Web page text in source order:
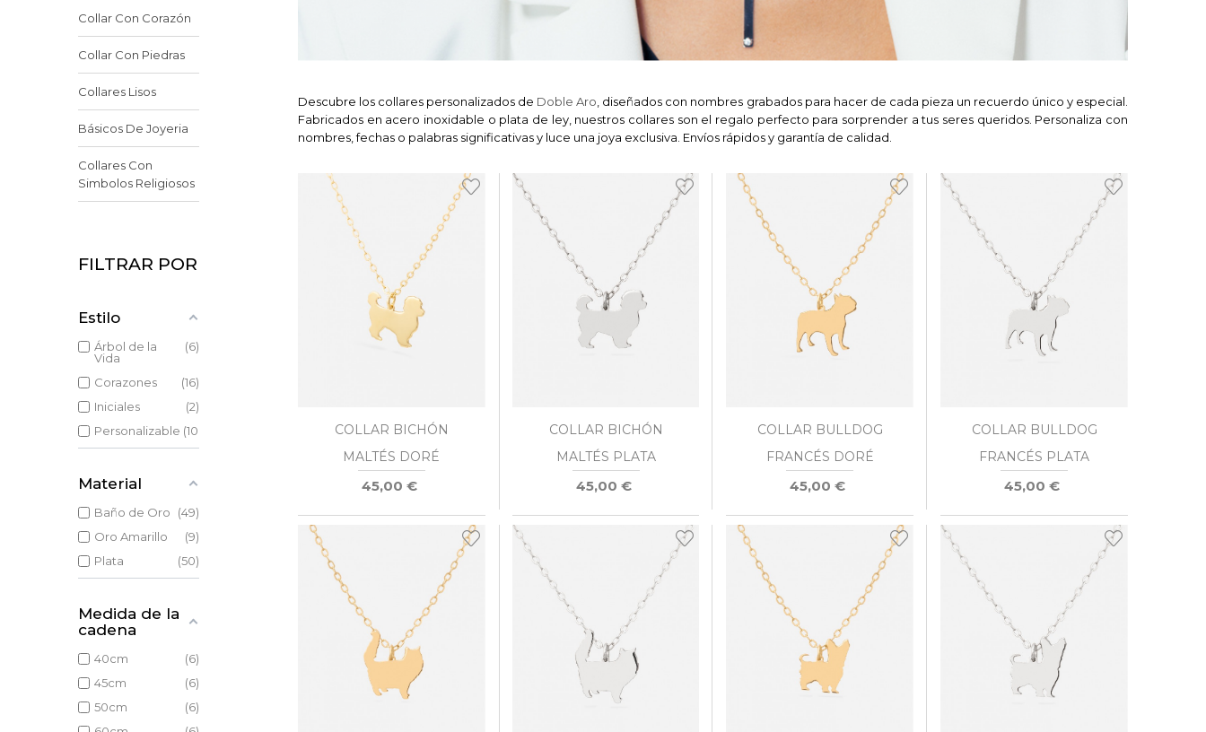
Collar Con Corazón
Collar Con Piedras
Collares Lisos
Básicos De Joyeria
Collares Con
Simbolos Religiosos
FILTRAR POR
Estilo
Árbol de la
Vida
6
Corazones
16
Iniciales
2
Personalizable 108
Material
Baño de Oro
49
Oro Amarillo
9
Plata
50
Medida de la
cadena
40cm
6
45cm
6
50cm
6
Descubre los collares personalizados de Doble Aro, diseñados con nombres grabados para hacer de cada pieza un recuerdo único y especial.
Fabricados en acero inoxidable o plata de ley, nuestros collares son el regalo perfecto para sorprender a tus seres queridos. Personaliza con
nombres, fechas o palabras significativas y luce una joya exclusiva. Envíos rápidos y garantía de calidad.
COLLAR BICHÓN
MALTÉS DORÉ
45,00 €
COLLAR BICHÓN
MALTÉS PLATA
45,00 €
COLLAR BULLDOG
FRANCÉS DORÉ
45,00 €
COLLAR BULLDOG
FRANCÉS PLATA
45,00 €